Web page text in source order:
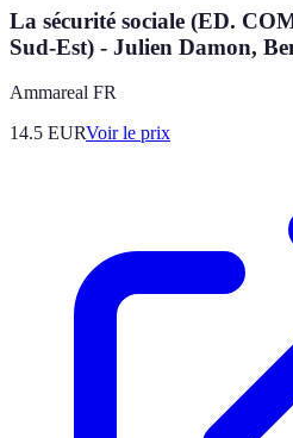
La sécurité sociale (ED.
Sud-Est) - Julien Damon,
Ammareal FR
14.5 EURVoir le prix